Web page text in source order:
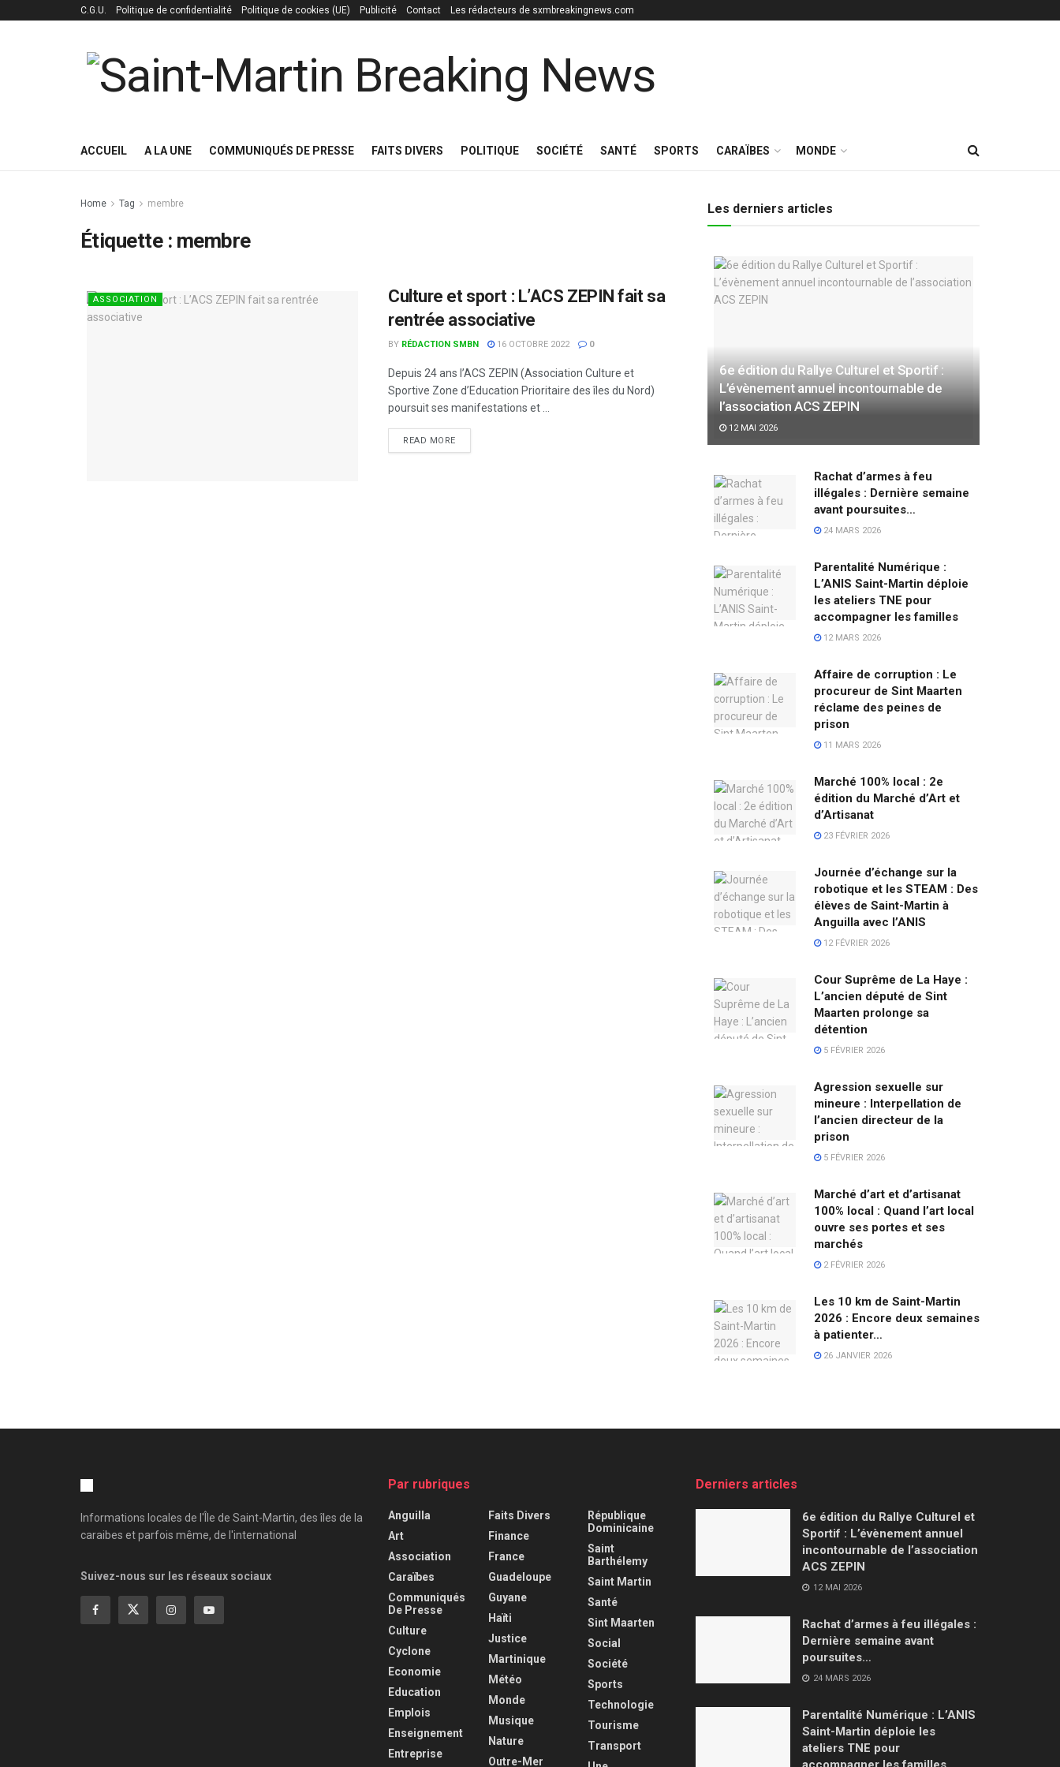
C.G.U. Politique de confidentialité Politique de cookies (UE) Publicité Contact Les rédacteurs de sxmbreakingnews.com
ACCUEIL A LA UNE COMMUNIQUÉS DE PRESSE FAITS DIVERS POLITIQUE SOCIÉTÉ SANTÉ SPORTS CARAÏBES MONDE
Home Tag membre
Étiquette : membre
ASSOCIATION
Culture et sport : L’ACS ZEPIN fait sa
rentrée associative
BY RÉDACTION SMBN 16 OCTOBRE 2022 0
Depuis 24 ans l’ACS ZEPIN (Association Culture et
Sportive Zone d’Education Prioritaire des îles du Nord)
poursuit ses manifestations et ...
READ MOREDETAILS
Les derniers articles
6e édition du Rallye Culturel et Sportif :
L’évènement annuel incontournable de
l’association ACS ZEPIN
12 MAI 2026
Rachat d’armes à feu
illégales : Dernière semaine
avant poursuites…
24 MARS 2026
Parentalité Numérique :
L’ANIS Saint-Martin déploie
les ateliers TNE pour
accompagner les familles
12 MARS 2026
Affaire de corruption : Le
procureur de Sint Maarten
réclame des peines de
prison
11 MARS 2026
Marché 100% local : 2e
édition du Marché d’Art et
d’Artisanat
23 FÉVRIER 2026
Journée d’échange sur la
robotique et les STEAM : Des
élèves de Saint-Martin à
Anguilla avec l’ANIS
12 FÉVRIER 2026
Cour Suprême de La Haye :
L’ancien député de Sint
Maarten prolonge sa
détention
5 FÉVRIER 2026
Agression sexuelle sur
mineure : Interpellation de
l’ancien directeur de la
prison
5 FÉVRIER 2026
Marché d’art et d’artisanat
100% local : Quand l’art local
ouvre ses portes et ses
marchés
2 FÉVRIER 2026
Les 10 km de Saint-Martin
2026 : Encore deux semaines
à patienter…
26 JANVIER 2026
Informations locales de l'Île de Saint-Martin, des îles de la
caraibes et parfois même, de l'international
Suivez-nous sur les réseaux sociaux
Par rubriques
Anguilla
Art
Association
Caraïbes
Communiqués
De Presse
Culture
Cyclone
Economie
Education
Emplois
Enseignement
Entreprise
Faits Divers
Finance
France
Guadeloupe
Guyane
Haïti
Justice
Martinique
Météo
Monde
Musique
Nature
Outre-Mer
République
Dominicaine
Saint
Barthélemy
Saint Martin
Santé
Sint Maarten
Social
Société
Sports
Technologie
Tourisme
Transport
Derniers articles
6e édition du Rallye Culturel et
Sportif : L’évènement annuel
incontournable de l’association
ACS ZEPIN
12 MAI 2026
Rachat d’armes à feu illégales :
Dernière semaine avant
poursuites…
24 MARS 2026
Parentalité Numérique : L’ANIS
Saint-Martin déploie les
ateliers TNE pour